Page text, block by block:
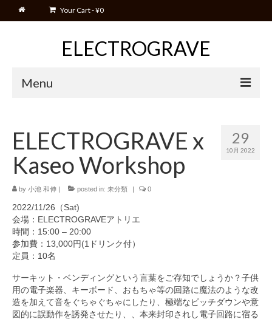
Your Cart-¥0
ELECTROGRAVE
Menu
Blog
Event
Movies
Shop
Cart
Artists
About
29
10月 2022
ELECTROGRAVE x
Kaseo Workshop
by 小池 和伸 | posted in: 未分類 | 0
2022/11/26（Sat)
会場：ELECTROGRAVEアトリエ
時間：15:00 – 20:00
参加費：13,000円(1ドリンク付）
定員：10名
サーキット・ベンディングという言葉をご存知でしょうか？子供
用の電子楽器、キーボード、おもちゃ等の回路に魔法のような改
造を加えて音をぐちゃぐちゃにしたり、極端なピッチダウンや意
図的に誤動作を誘発させたり、、本来封印されし電子回路に宿る